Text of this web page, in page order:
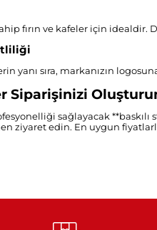
fırın ve kafeler için
yanı sıra, markanızın
Siparişinizi
sağlayacak
ziyaret edin. En uygun